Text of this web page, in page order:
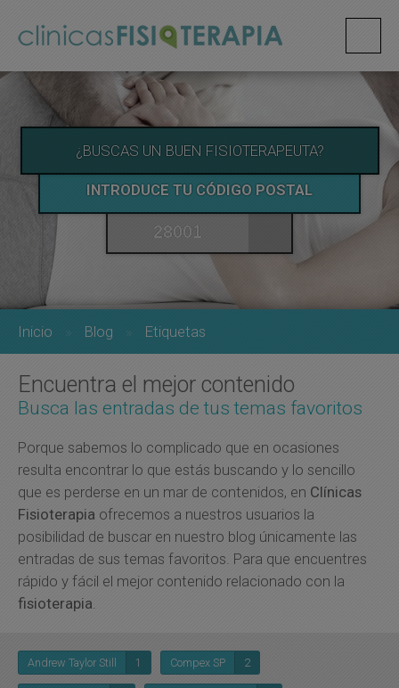
¿BUSCAS UN BUEN FISIOTERAPEUTA?
INTRODUCE TU CÓDIGO POSTAL
Inicio Blog Etiquetas
Encuentra el mejor contenido
Busca las entradas de tus temas favoritos
Porque sabemos lo complicado que en ocasiones
resulta encontrar lo que estás buscando y lo sencillo
que es perderse en un mar de contenidos, en Clínicas
Fisioterapia ofrecemos a nuestros usuarios la
posibilidad de buscar en nuestro blog únicamente las
entradas de sus temas favoritos. Para que encuentres
rápido y fácil el mejor contenido relacionado con la
fisioterapia.
Andrew Taylor Still 1 Compex SP 2